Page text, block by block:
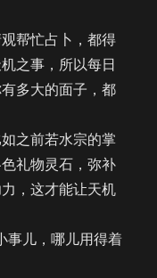
帮忙占卜，都得
之事，所以每日
多大的面子，都
之前若水宗的掌
礼物灵石，弥补
，这才能让天机
儿，哪儿用得着